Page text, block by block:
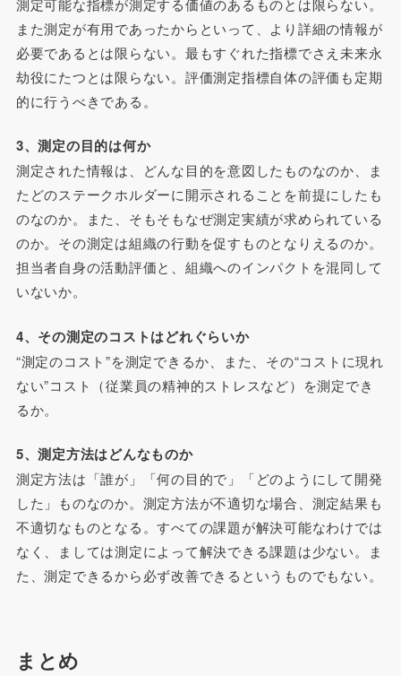
測定可能な指標が測定する価値のあるものとは限らない。
また測定が有用であったからといって、より詳細の情報が
必要であるとは限らない。最もすぐれた指標でさえ未来永
劫役にたつとは限らない。評価測定指標自体の評価も定期
的に行うべきである。
3、測定の目的は何か
測定された情報は、どんな目的を意図したものなのか、ま
たどのステークホルダーに開示されることを前提にしたも
のなのか。また、そもそもなぜ測定実績が求められている
のか。その測定は組織の行動を促すものとなりえるのか。
担当者自身の活動評価と、組織へのインパクトを混同して
いないか。
4、その測定のコストはどれぐらいか
“測定のコスト”を測定できるか、また、その“コストに現れ
ない”コスト（従業員の精神的ストレスなど）を測定でき
るか。
5、測定方法はどんなものか
測定方法は「誰が」「何の目的で」「どのようにして開発
した」ものなのか。測定方法が不適切な場合、測定結果も
不適切なものとなる。すべての課題が解決可能なわけでは
なく、ましては測定によって解決できる課題は少ない。ま
た、測定できるから必ず改善できるというものでもない。
まとめ